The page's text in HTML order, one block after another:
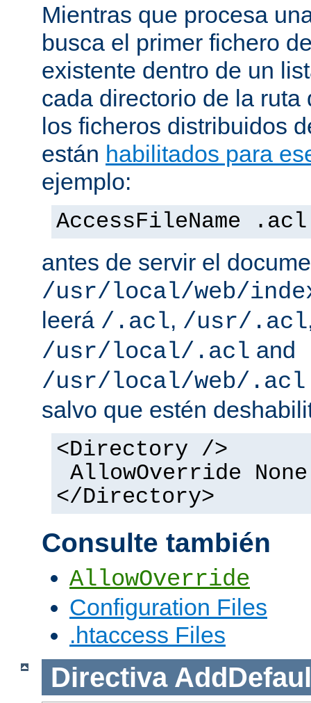
Mientras que procesa
busca el primer fichero
existente dentro de un
cada directorio de la ruta
los ficheros distribuidos
están habilitados para
ejemplo:
AccessFileName .acl
antes de servir el
/usr/local/web/
leerá /.acl, /usr/.acl
/usr/local/.acl and
/usr/local/web/.acl
salvo que estén
<Directory />
AllowOverride None
</Directory>
Consulte también
AllowOverride
Configuration Files
.htaccess Files
Directiva